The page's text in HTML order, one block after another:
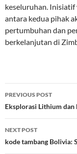
keseluruhan.
antara kedua pihak
pertumbuhan dan
berkelanjutan di
Post
navigation
PREVIOUS POST
Eksplorasi Lithium dan
NEXT POST
kode tambang Bolivia: